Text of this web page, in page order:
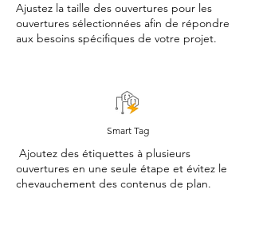
Ajustez la taille des ouvertures pour les
ouvertures sélectionnées afin de répondre
aux besoins spécifiques de votre projet.
Smart Tag
Ajoutez des étiquettes à plusieurs
ouvertures en une seule étape et évitez le
chevauchement des contenus de plan.